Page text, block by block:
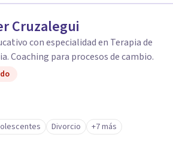
debido a que no tuvimos las
a Dios y a la ciencia, en esta época
especializados en ayudar a las
desafío y conflicto de vida.
una cita, busca ser feliz de una
Cruzalegui
con especialidad en Terapia de
Coaching para procesos de cambio.
Divorcio +7 más